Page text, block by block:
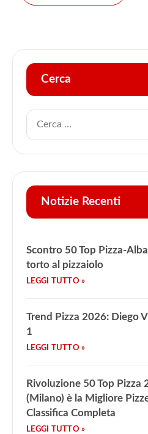
Cerca
Notizie Recenti
Scontro 50 Top Pizza-
torto al pizzaiolo
Trend Pizza 2026: Diego
1
Rivoluzione 50 Top Pizza
(Milano) è la Migliore
Classifica Completa